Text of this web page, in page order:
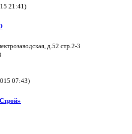
21:41)
д.52 стр.2-3
07:43)